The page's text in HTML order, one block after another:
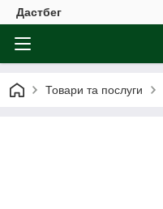
Дастбег
Товари та послуги